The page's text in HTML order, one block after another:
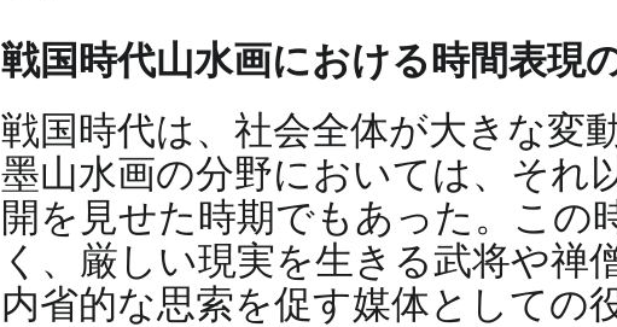
戦国時代山水画における時間表現
戦国時代は、社会全体が大きな変
墨山水画の分野においては、それ
開を見せた時期でもあった。この
く、厳しい現実を生きる武将や
内省的な思索を促す媒体としての